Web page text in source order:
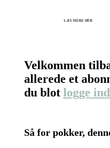
LÆS MERE HER
Velkommen
allerede et
du blot logge ind
Så for pokker,